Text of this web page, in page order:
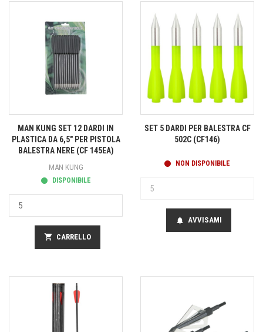
MAN KUNG SET 12 DARDI IN
PLASTICA DA 6,5" PER PISTOLA
BALESTRA NERE (CF 145EA)
MAN KUNG
DISPONIBILE
shopping_cart CARRELLO
SET 5 DARDI PER BALESTRA CF
502C (CF146)
NON DISPONIBILE
notifications AVVISAMI